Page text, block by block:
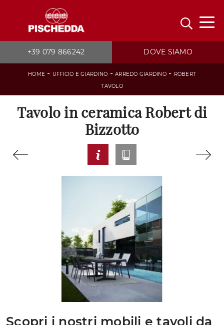
+39 079 866242 DOVE SIAMO
HOME - UFFICIO E GIARDINO - ARREDO GIARDINO - ROBERT
TAVOLO
Tavolo in ceramica Robert di
Bizzotto
Scopri i nostri mobili e tavoli da